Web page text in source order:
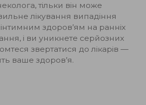
тільки він може
лікування випадіння
здоров’ям на ранніх
і ви уникнете серйозних
звертатися до лікарів —
ваше здоров’я.